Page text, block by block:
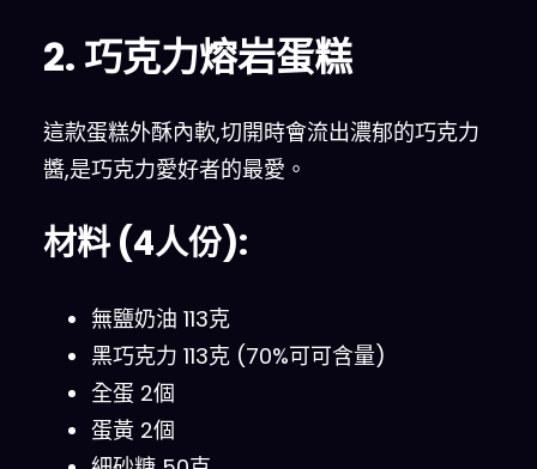
2. 巧克力熔岩蛋糕
這款蛋糕外酥內軟,切開時會流出濃郁的巧克力
醬,是巧克力愛好者的最愛。
材料 (4人份):
無鹽奶油 113克
黑巧克力 113克 (70%可可含量)
全蛋 2個
蛋黃 2個